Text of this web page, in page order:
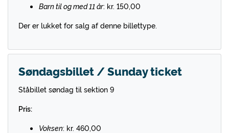
Barn til og med 11 år: kr. 150,00
Der er lukket for salg af denne billettype.
Søndagsbillet / Sunday ticket
Ståbillet søndag til sektion 9
Pris:
Voksen: kr. 460,00